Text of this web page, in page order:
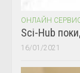
ОНЛАЙН
Sci-Hub
16/01/2021